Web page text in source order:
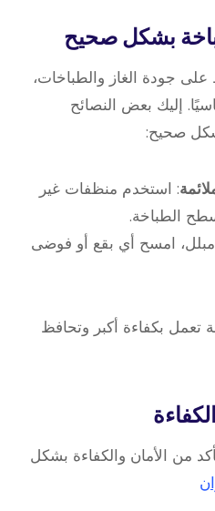
بشكل صحيح
جودة الغاز والطباخات،
إليك بعض النصائح
صحيح:
: استخدم منظفات غير
الطباخة.
مبلل، امسح أي بقع أو فوضى
بكفاءة أكبر وتحافظ
من الأمان والكفاءة بشكل